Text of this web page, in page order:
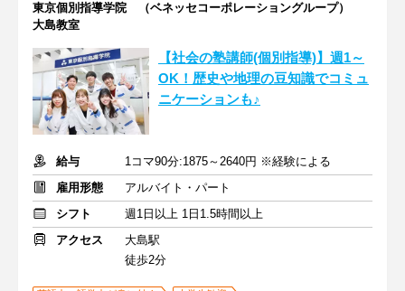
東京個別指導学院 （ベネッセコーポレーショングループ）
大島教室
【社会の塾講師(個別指導)】週1～
OK！歴史や地理の豆知識でコミュ
ニケーションも♪
給与
1コマ90分:1875～2640円 ※経験による
雇用形態
アルバイト・パート
シフト
週1日以上 1日1.5時間以上
アクセス
大島駅
徒歩2分